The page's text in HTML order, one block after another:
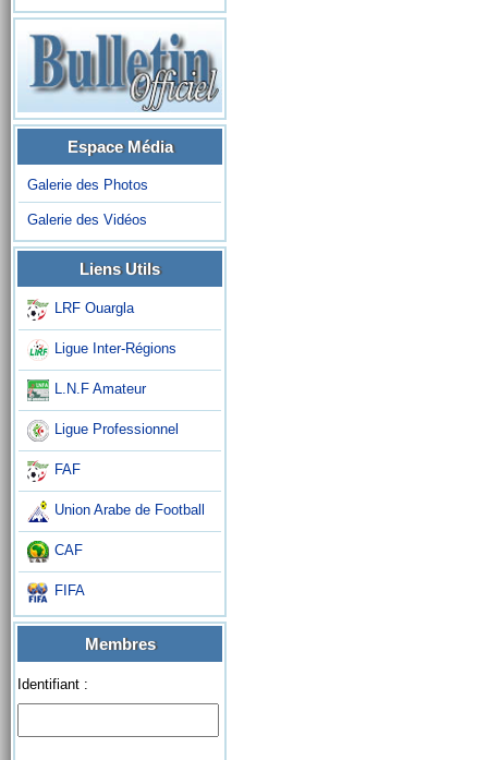
Espace Média
Galerie des Photos
Galerie des Vidéos
Liens Utils
LRF Ouargla
Ligue Inter-Régions
L.N.F Amateur
Ligue Professionnel
FAF
Union Arabe de Football
CAF
FIFA
Membres
Identifiant :